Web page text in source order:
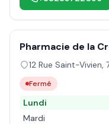
Pharmacie de la
12 Rue Saint-Vivien,
Fermé
Lundi
Mardi